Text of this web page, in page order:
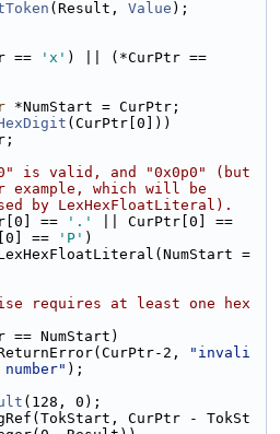
(Result, Value );
== 'x'
*NumStart = CurPtr;
(CurPtr[0]))
is valid, and "0x0p0" (but
example, which will be
by LexHexFloatLiteral).
== '.'
== 'P' )
=
requires at least one hex
== NumStart)
2,
"invali
);
(128, 0);
CurPtr - TokSt